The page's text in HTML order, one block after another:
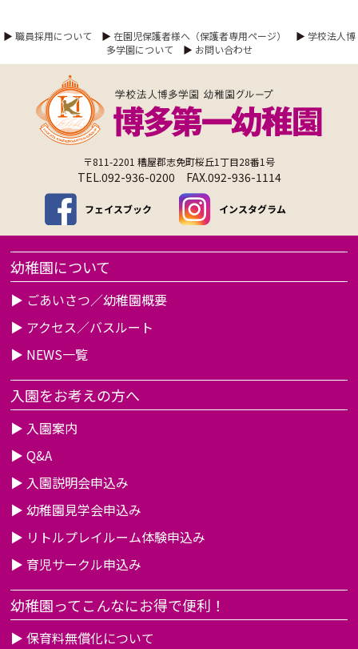
▶ 職員採用について ▶ 在園児保護者様へ（保護者専用ページ） ▶ 学校法人博
多学園について ▶ お問い合わせ
〒811-2201 糟屋郡志免町桜丘1丁目28番1号
TEL.092-936-0200 FAX.092-936-1114
フェイスブック インスタグラム
幼稚園について
▶ ごあいさつ／幼稚園概要
▶ アクセス／バスルート
▶ NEWS一覧
入園をお考えの方へ
▶ 入園案内
▶Q&A
▶ 入園説明会申込み
▶幼稚園見学会申込み
▶ リトルプレイルーム体験申込み
▶ 育児サークル申込み
幼稚園ってこんなにお得で便利！
▶保育料無償化について